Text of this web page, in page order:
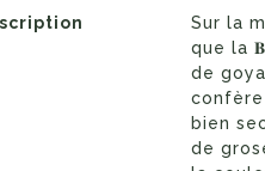
Sur la
que la
de
bien
de